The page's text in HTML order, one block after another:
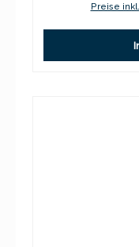
Preise